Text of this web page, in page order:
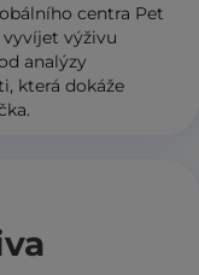
centra Pet
výživu
analýzy
která dokáže